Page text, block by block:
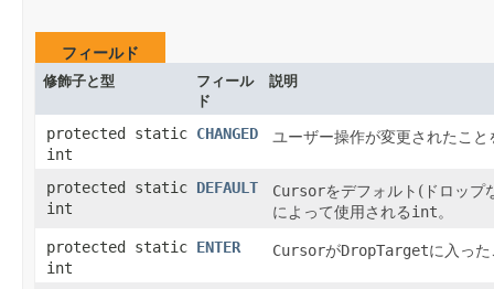
フィールド
修飾子と型
フィール
ド
説明
protected static
int
CHANGED ユーザー操作が変更されたこ
protected static
int
DEFAULT Cursorをデフォルト(ドロップ
によって使用されるint。
protected static
int
ENTER CursorがDropTargetに入っ